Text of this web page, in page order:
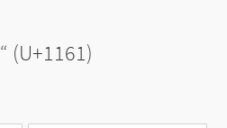
“ (U+1161)